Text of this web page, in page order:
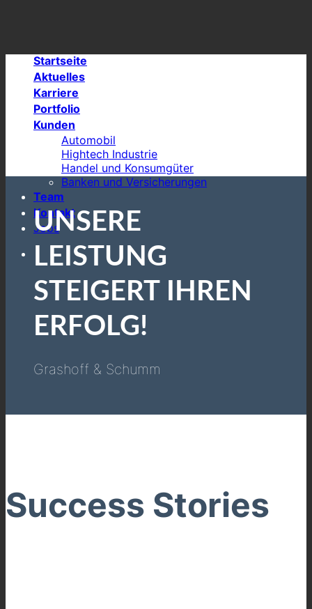
Startseite
Aktuelles
Karriere
Portfolio
Kunden
Automobil
Hightech Industrie
Handel und Konsumgüter
Banken und Versicherungen
Team
Kontakt
Jobs
UNSERE
LEISTUNG
STEIGERT IHREN
ERFOLG!
Grashoff & Schumm
Success Stories